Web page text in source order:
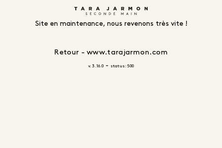
Site en maintenance, nous revenons très vite !
Retour - www.tarajarmon.com
v. 3.16.0 - status: 500